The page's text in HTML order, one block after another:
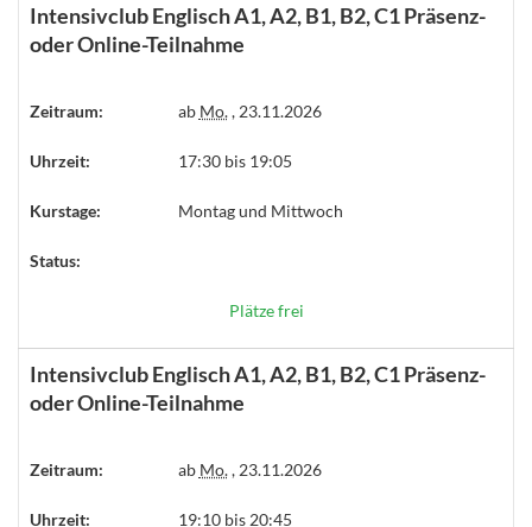
Intensivclub Englisch A1, A2, B1, B2, C1 Präsenz-
oder Online-Teilnahme
Zeitraum: ab Mo., 23.11.2026
Uhrzeit: 17:30 bis 19:05
Kurstage: Montag und Mittwoch
Status:
Plätze frei
Intensivclub Englisch A1, A2, B1, B2, C1 Präsenz-
oder Online-Teilnahme
Zeitraum: ab Mo., 23.11.2026
Uhrzeit: 19:10 bis 20:45